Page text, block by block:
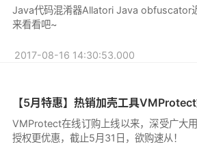
Java代码混淆器Allatori Java obfuscator
来看看吧~
2017-08-16
【5月特惠】热销加壳工具
VMProtect在线订购上线以来，深受广大
授权更优惠，截止5月31日，欲购速从！